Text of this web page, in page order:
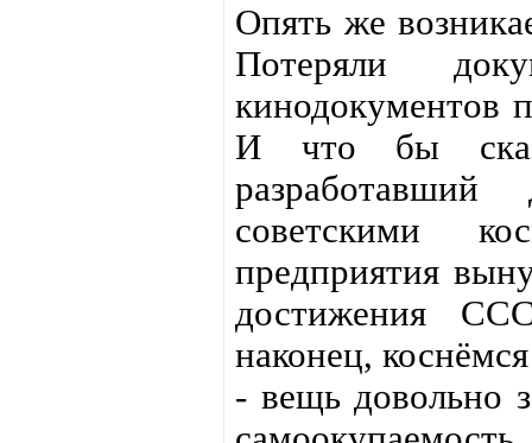
Опять же
Потеряли
кинодокументов
И что бы
советскими
предприятия
достижения
наконец,
- вещь довольно